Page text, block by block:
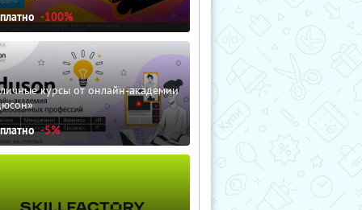
-100%
курсы от онлайн-академии
-5%